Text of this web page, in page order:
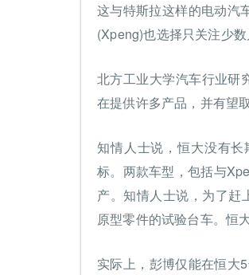
这与特斯拉这样的电动汽
(Xpeng)也选择只关注少
北方工业大学汽车行业研
在提供许多产品，并有望
知情人士说，恒大没有
标。两款车型，包括与
产。知情人士说，为了赶
原型零件的试验台车。恒
实际上，彭博仅能在恒大